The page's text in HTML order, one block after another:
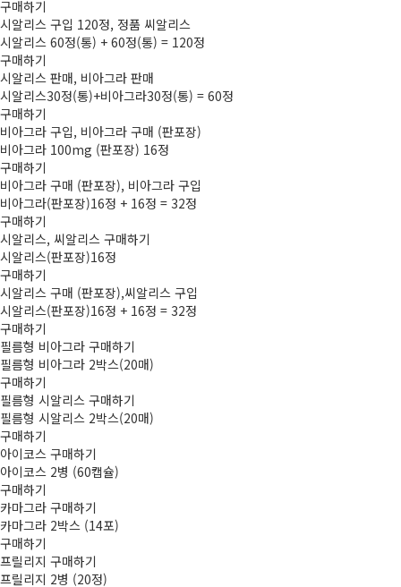
구매하기
시­알리스 구입 120정, 정품 씨­알리스
시­알리스 60정(통) + 60정(통) = 120정
구매하기
시­알리스 판­매, 비­아그라 판­매
시­알리스30정(통)+비­아그라30정(통) = 60정
구매하기
비­아그라 구입, 비­아그라 구매 (판포장)
비­아그라 100mg (판포장) 16정
구매하기
비­아그라 구매 (판포장), 비­아그라 구입
비­아그라(판포장)16정 + 16정 = 32정
구매하기
시­알리스, 씨­알리스 구매하기
시­알리스(판포장)16정
구매하기
시­알리스 구매 (판포장),씨­알리스 구입
시­알리스(판포장)16정 + 16정 = 32정
구매하기
필름형 비­아그라 구매하기
필름형 비­아그라 2박스(20매)
구매하기
필름형 시­알리스 구매하기
필름형 시­알리스 2박스(20매)
구매하기
아이코스 구매하기
아이코스 2병 (60캡슐)
구매하기
카마그라 구매하기
카마그라 2박스 (14포)
구매하기
프릴리지 구매하기
프릴리지 2병 (20정)